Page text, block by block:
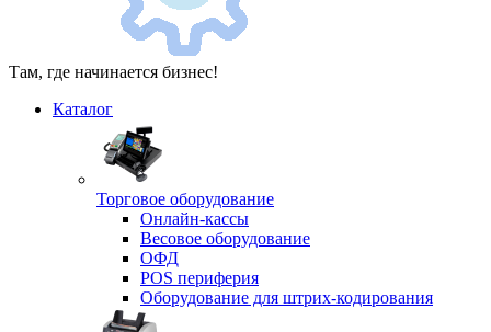
Там, где начинается бизнес!
Каталог
Торговое оборудование
Онлайн-кассы
Весовое оборудование
ОФД
POS периферия
Оборудование для штрих-кодирования